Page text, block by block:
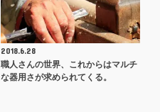
2018.6.28
職人さんの世界、これからはマルチ
な器用さが求められてくる。